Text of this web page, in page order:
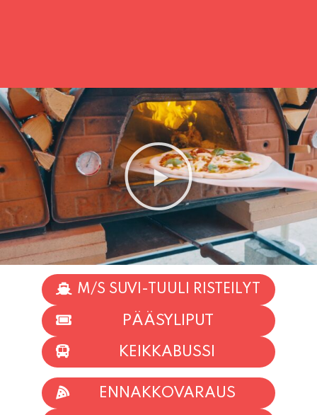
M/S SUVI-TUULI RISTEILYT
PÄÄSYLIPUT
KEIKKABUSSI
ENNAKKOVARAUS